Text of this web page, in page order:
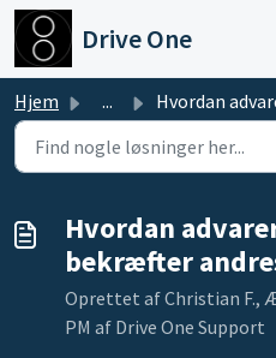
Gå til hovedindhold
Drive One
Hjem ... Hvordan advarer jeg andre og bekræfter
Hvordan
bekræfter
Oprettet af Christian F.,
PM af Drive One Support